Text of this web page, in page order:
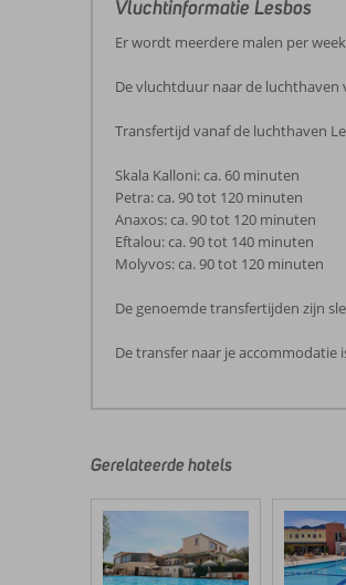
Vluchtinformatie Lesbos
Er wordt meerdere malen per
De vluchtduur naar de luchthaven
Transfertijd vanaf de luchthaven
Skala Kalloni: ca. 60 minuten
Petra: ca. 90 tot 120 minuten
Anaxos: ca. 90 tot 120 minuten
Eftalou: ca. 90 tot 140 minuten
Molyvos: ca. 90 tot 120 minuten
De genoemde transfertijden zijn
De transfer naar je
door
klanten
geschreven
na
hun
Gerelateerde hotels